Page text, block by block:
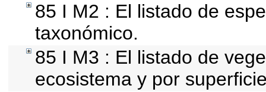
85 I M2 : El listado de
taxonómico.
85 I M3 : El listado de
ecosistema y por